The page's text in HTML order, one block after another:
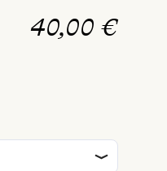
Prix
40,00 €